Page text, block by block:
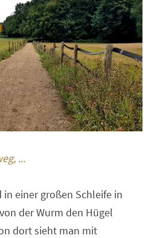
...
in einer großen Schleife in
der Wurm den Hügel
dort sieht man mit